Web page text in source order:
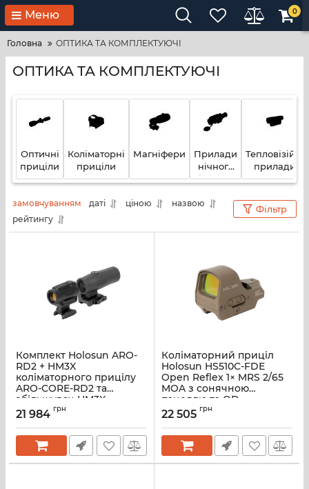
Меню 0
Головна ОПТИКА ТА КОМПЛЕКТУЮЧІ
ОПТИКА ТА КОМПЛЕКТУЮЧІ
Оптичні
приціли
Коліматорні
приціли
Магніфери
Прилади
нічного
бачення
Тепловізійні
прилади
замовчуванням даті ціною
назвою
рейтингу
Фільтр
Комплект Holosun ARO-
RD2 + HM3X
коліматорного прицілу
ARO-CORE-RD2 та
збільшувач HM3X
(Combo Set)
21 984 грн
Коліматорний приціл
Holosun HS510C-FDE
Open Reflex 1× MRS 2/65
MOA з сонячною
панеллю та QD-
кріпленням Picatinny
22 505 грн